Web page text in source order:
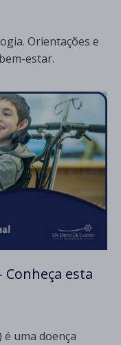
Orientações e
estar.
esta
uma doença